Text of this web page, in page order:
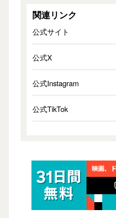
関連リンク
公式サイト
公式X
公式Instagram
公式TikTok